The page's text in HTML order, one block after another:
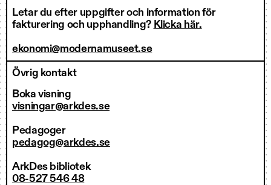
Letar du efter uppgifter och information för
fakturering och upphandling? Klicka här.
ekonomi@modernamuseet.se
Övrig kontakt
Boka visning
visningar@arkdes.se
Pedagoger
pedagog@arkdes.se
ArkDes bibliotek
08-527 546 48